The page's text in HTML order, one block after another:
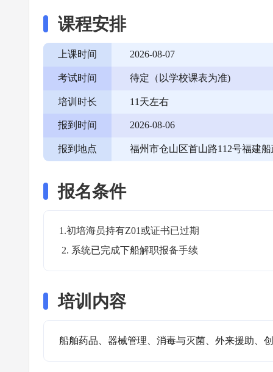
课程安排
上课时间 2026-08-07
考试时间 待定（以学校课表为准)
培训时长 11天左右
报到时间 2026-08-06
报到地点 福州市仓山区首山路112号福建
报名条件
1.初培海员持有Z01或证书已过期
2. 系统已完成下船解职报备手续
培训内容
船舶药品、器械管理、消毒与灭菌、外来援助、